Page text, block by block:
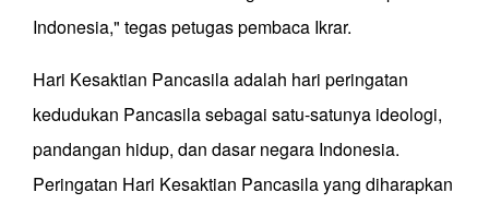
Indonesia," tegas petugas pembaca Ikrar.
Hari Kesaktian Pancasila adalah hari peringatan
kedudukan Pancasila sebagai satu-satunya ideologi,
pandangan hidup, dan dasar negara Indonesia.
Peringatan Hari Kesaktian Pancasila yang diharapkan